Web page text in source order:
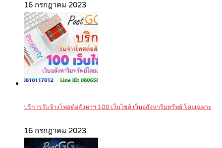
16 กรกฎาคม 2023
บริการรับจ้างโพสต์อสังหาฯ 100 เว็บไซต์ เว็บอสังหาริมทรัพย์ โดยเฉพาะ
16 กรกฎาคม 2023